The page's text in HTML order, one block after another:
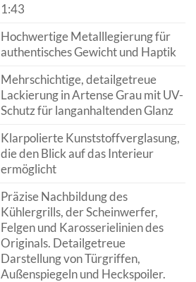
1:43
Hochwertige Metalllegierung für
authentisches Gewicht und Haptik
Mehrschichtige, detailgetreue
Lackierung in Artense Grau mit UV-
Schutz für langanhaltenden Glanz
Klarpolierte Kunststoffverglasung,
die den Blick auf das Interieur
ermöglicht
Präzise Nachbildung des
Kühlergrills, der Scheinwerfer,
Felgen und Karosserielinien des
Originals. Detailgetreue
Darstellung von Türgriffen,
Außenspiegeln und Heckspoiler.